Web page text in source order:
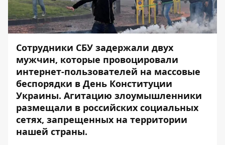
Сотрудники СБУ задержали двух
мужчин, которые провоцировали
интернет-пользователей на массовые
беспорядки в День Конституции
Украины. Агитацию злоумышленники
размещали в российских социальных
сетях, запрещенных на территории
нашей страны.